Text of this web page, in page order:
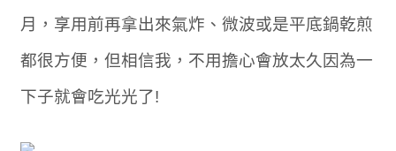
月，享用前再拿出來氣炸、微波或是平底鍋乾煎
都很方便，但相信我，不用擔心會放太久因為一
下子就會吃光光了!